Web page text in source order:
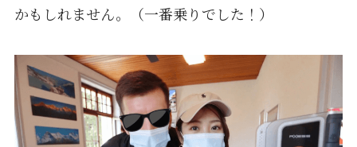
かもしれません。（一番乗りでした！）